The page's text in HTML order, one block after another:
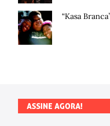
“Kasa
ASSINE AGORA!